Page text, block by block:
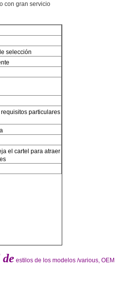
con gran servicio
selección
particulares
el cartel para atraer
estilos de los modelos /various, OEM